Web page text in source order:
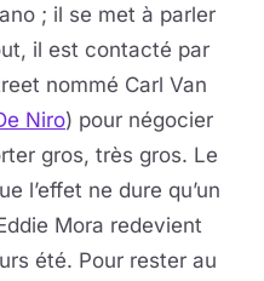
; il se met à parler
il est contacté par
nommé Carl Van
Niro) pour négocier
gros, très gros. Le
l’effet ne dure qu’un
Mora redevient
été. Pour rester au